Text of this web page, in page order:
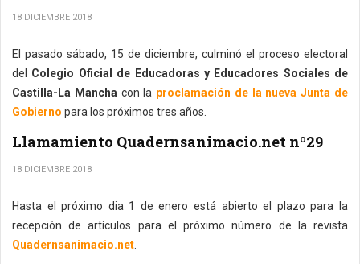
18 DICIEMBRE 2018
El pasado sábado, 15 de diciembre, culminó el proceso electoral
del Colegio Oficial de Educadoras y Educadores Sociales de
Castilla-La Mancha con la proclamación de la nueva Junta de
Gobierno para los próximos tres años.
Llamamiento Quadernsanimacio.net nº29
18 DICIEMBRE 2018
Hasta el próximo dia 1 de enero está abierto el plazo para la
recepción de artículos para el próximo número de la revista
Quadernsanimacio.net